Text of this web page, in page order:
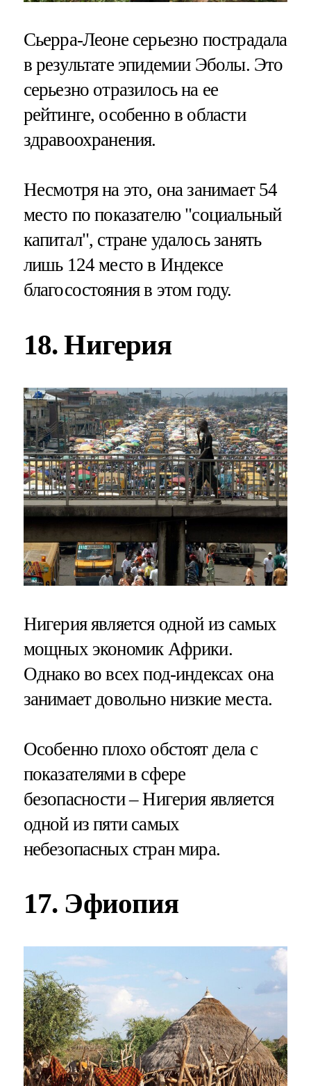
Сьерра-Леоне серьезно пострадала
в результате эпидемии Эболы. Это
серьезно отразилось на ее
рейтинге, особенно в области
здравоохранения.
Несмотря на это, она занимает 54
место по показателю "социальный
капитал", стране удалось занять
лишь 124 место в Индексе
благосостояния в этом году.
18. Нигерия
Нигерия является одной из самых
мощных экономик Африки.
Однако во всех под-индексах она
занимает довольно низкие места.
Особенно плохо обстоят дела с
показателями в сфере
безопасности – Нигерия является
одной из пяти самых
небезопасных стран мира.
17. Эфиопия